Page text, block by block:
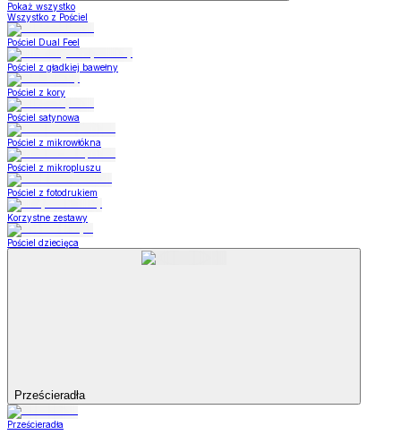
Pokaż wszystko
Wszystko z Pościel
Pościel Dual Feel
Pościel z gładkiej bawełny
Pościel z kory
Pościel satynowa
Pościel z mikrowłókna
Pościel z mikropluszu
Pościel z fotodrukiem
Korzystne zestawy
Pościel dziecięca
Prześcieradła
Prześcieradła